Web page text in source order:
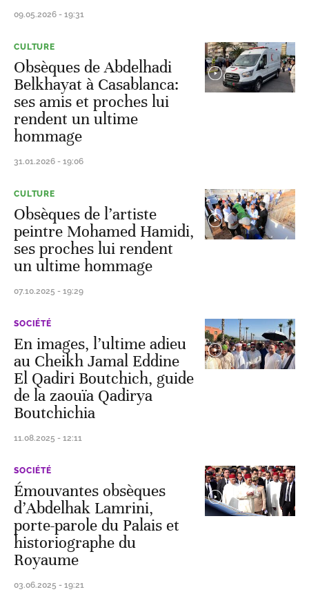
09.05.2026 - 19:31
CULTURE
Obsèques de Abdelhadi
Belkhayat à Casablanca:
ses amis et proches lui
rendent un ultime
hommage
31.01.2026 - 19:06
CULTURE
Obsèques de l’artiste
peintre Mohamed Hamidi,
ses proches lui rendent
un ultime hommage
07.10.2025 - 19:29
SOCIÉTÉ
En images, l’ultime adieu
au Cheikh Jamal Eddine
El Qadiri Boutchich, guide
de la zaouïa Qadirya
Boutchichia
11.08.2025 - 12:11
SOCIÉTÉ
Émouvantes obsèques
d’Abdelhak Lamrini,
porte-parole du Palais et
historiographe du
Royaume
03.06.2025 - 19:21